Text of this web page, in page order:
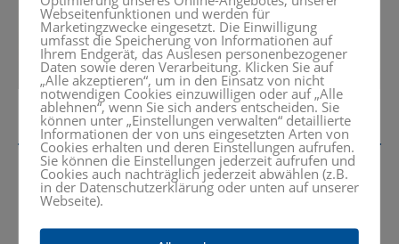
Interessiert? Rufen Sie uns an oder
schreiben Sie eine Nachricht.
Webseitenfunktionen und werden für
Marketingzwecke eingesetzt. Die Einwilligung
umfasst die Speicherung von Informationen auf
Ihrem Endgerät, das Auslesen personenbezogener
Daten sowie deren Verarbeitung. Klicken Sie auf
„Alle akzeptieren“, um in den Einsatz von nicht
notwendigen Cookies einzuwilligen oder auf „Alle
ablehnen“, wenn Sie sich anders entscheiden. Sie
können unter „Einstellungen verwalten“ detaillierte
Informationen der von uns eingesetzten Arten von
Cookies erhalten und deren Einstellungen aufrufen.
Sie können die Einstellungen jederzeit aufrufen und
Cookies auch nachträglich jederzeit abwählen (z.B.
in der Datenschutzerklärung oder unten auf unserer
Webseite).